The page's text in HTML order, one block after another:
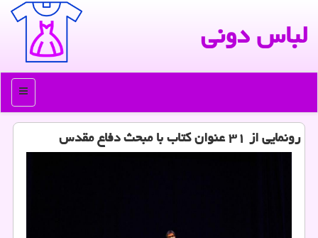
لباس دونی
منو
رونمایی از ۳۱ عنوان كتاب با مبحث دفاع مقدس